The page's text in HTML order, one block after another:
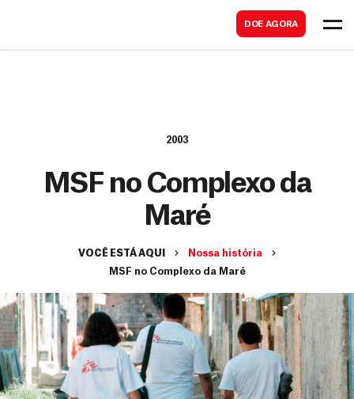
DOE AGORA
2003
MSF no Complexo da
Maré
VOCÊ ESTÁ AQUI
Nossa história
MSF no Complexo da Maré